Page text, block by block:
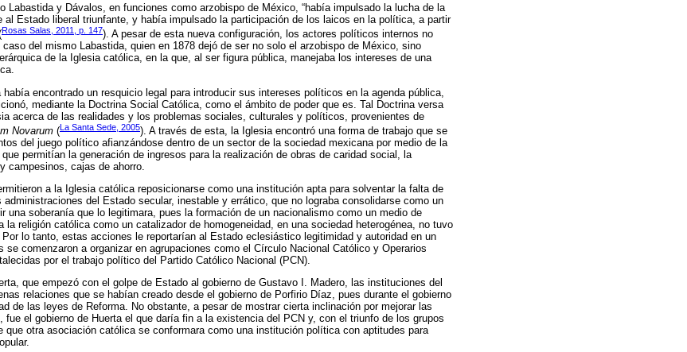
Labastida y Dávalos, en funciones como arzobispo de México, “había impulsado la lucha de la
al Estado liberal triunfante, y había impulsado la participación de los laicos en la política, a partir
Rosas Salas, 2011, p. 147). A pesar de esta nueva configuración, los actores políticos internos no
del mismo Labastida, quien en 1878 dejó de ser no solo el arzobispo de México, sino
de la Iglesia católica, en la que, al ser figura pública, manejaba los intereses de una
encontrado un resquicio legal para introducir sus intereses políticos en la agenda pública,
mediante la Doctrina Social Católica, como el ámbito de poder que es. Tal Doctrina versa
acerca de las realidades y los problemas sociales, culturales y políticos, provenientes de
Novarum (La Santa Sede, 2005). A través de esta, la Iglesia encontró una forma de trabajo que se
del juego político afianzándose dentro de un sector de la sociedad mexicana por medio de la
permitían la generación de ingresos para la realización de obras de caridad social, la
campesinos, cajas de ahorro.
a la Iglesia católica reposicionarse como una institución apta para solventar la falta de
del Estado secular, inestable y errático, que no lograba consolidarse como un
una soberanía que lo legitimara, pues la formación de un nacionalismo como un medio de
religión católica como un catalizador de homogeneidad, en una sociedad heterogénea, no tuvo
lo tanto, estas acciones le reportarían al Estado eclesiástico legitimidad y autoridad en un
comenzaron a organizar en agrupaciones como el Círculo Nacional Católico y Operarios
por el trabajo político del Partido Católico Nacional (PCN).
que empezó con el golpe de Estado al gobierno de Gustavo I. Madero, las instituciones del
relaciones que se habían creado desde el gobierno de Porfirio Díaz, pues durante el gobierno
de las leyes de Reforma. No obstante, a pesar de mostrar cierta inclinación por mejorar las
el gobierno de Huerta el que daría fin a la existencia del PCN y, con el triunfo de los grupos
que otra asociación católica se conformara como una institución política con aptitudes para